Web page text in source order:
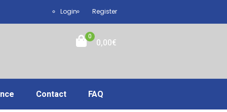
Login Register
0
0,00€
Contact FAQ